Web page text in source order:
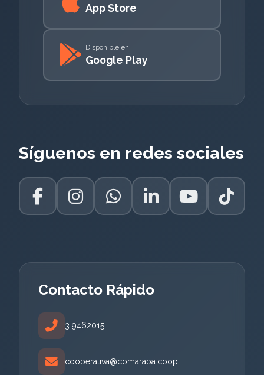
App Store
Disponible en
Google Play
Síguenos en redes sociales
Contacto Rápido
3 9462015
cooperativa@comarapa.coop